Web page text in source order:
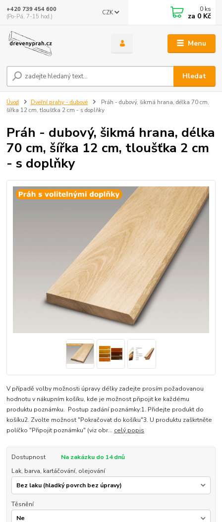
Menu
CZK
Hledat
+420 739 454 600
(Po-Pá, 7-15 hod.)
0 ks
za 0 Kč
Úvod Dveřní prahy - dubové
Práh - dubový, šikmá hrana, délka 70 cm,
šířka 12 cm, tloušťka 2 cm - s doplňky
Práh - dubový, šikmá hrana, délka
70 cm, šířka 12 cm, tloušťka 2 cm
- s doplňky
V případě volby možnosti úpravy délky zadejte prosím požadovanou
hodnotu v nákupním košíku, kde je možnost připojit ke každému
produktu poznámku. Postup zadání poznámky:1. Přidejte produkt do
košíku2. Zvolte možnost "Pokračovat do košíku"3. U produktu zaškrtněte
políčko "Připojit poznámku" (viz obr... celý popis
Dostupnost
Na zakázku do 14 dnů
Lak, barva, kartáčování, olejování
Těsnění